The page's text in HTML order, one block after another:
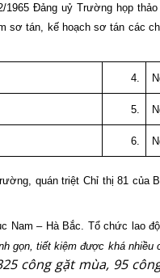
Đảng uỷ Trường họp
sơ tán, kế hoạch sơ tán các
4.
5.
6.
quán triệt Chỉ thị 81 của
Nam – Hà Bắc. Tổ chức lao
gọn, tiết kiệm được khá nhiều
công gặt mùa, 95